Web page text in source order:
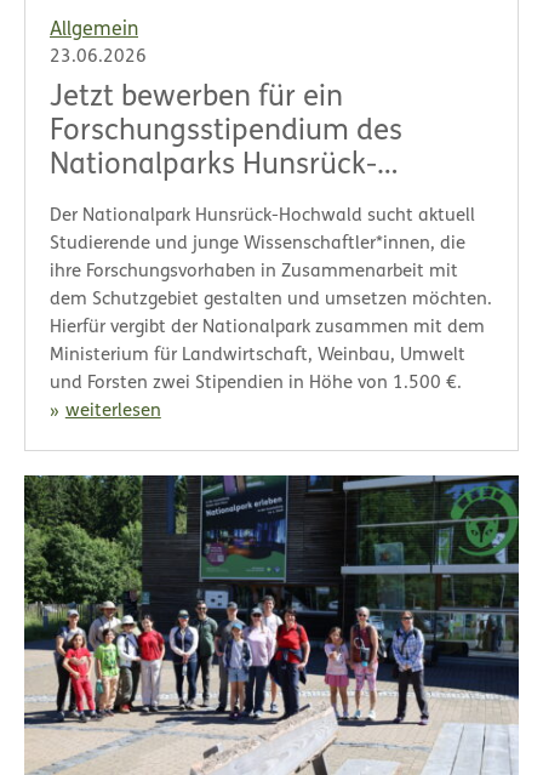
Allgemein
23.06.2026
Jetzt bewerben für ein
Forschungsstipendium des
Nationalparks Hunsrück-
Hochwald!
Der Nationalpark Hunsrück-Hochwald sucht aktuell
Studierende und junge Wissenschaftler*innen, die
ihre Forschungsvorhaben in Zusammenarbeit mit
dem Schutzgebiet gestalten und umsetzen möchten.
Hierfür vergibt der Nationalpark zusammen mit dem
Ministerium für Landwirtschaft, Weinbau, Umwelt
und Forsten zwei Stipendien in Höhe von 1.500 €.
weiterlesen